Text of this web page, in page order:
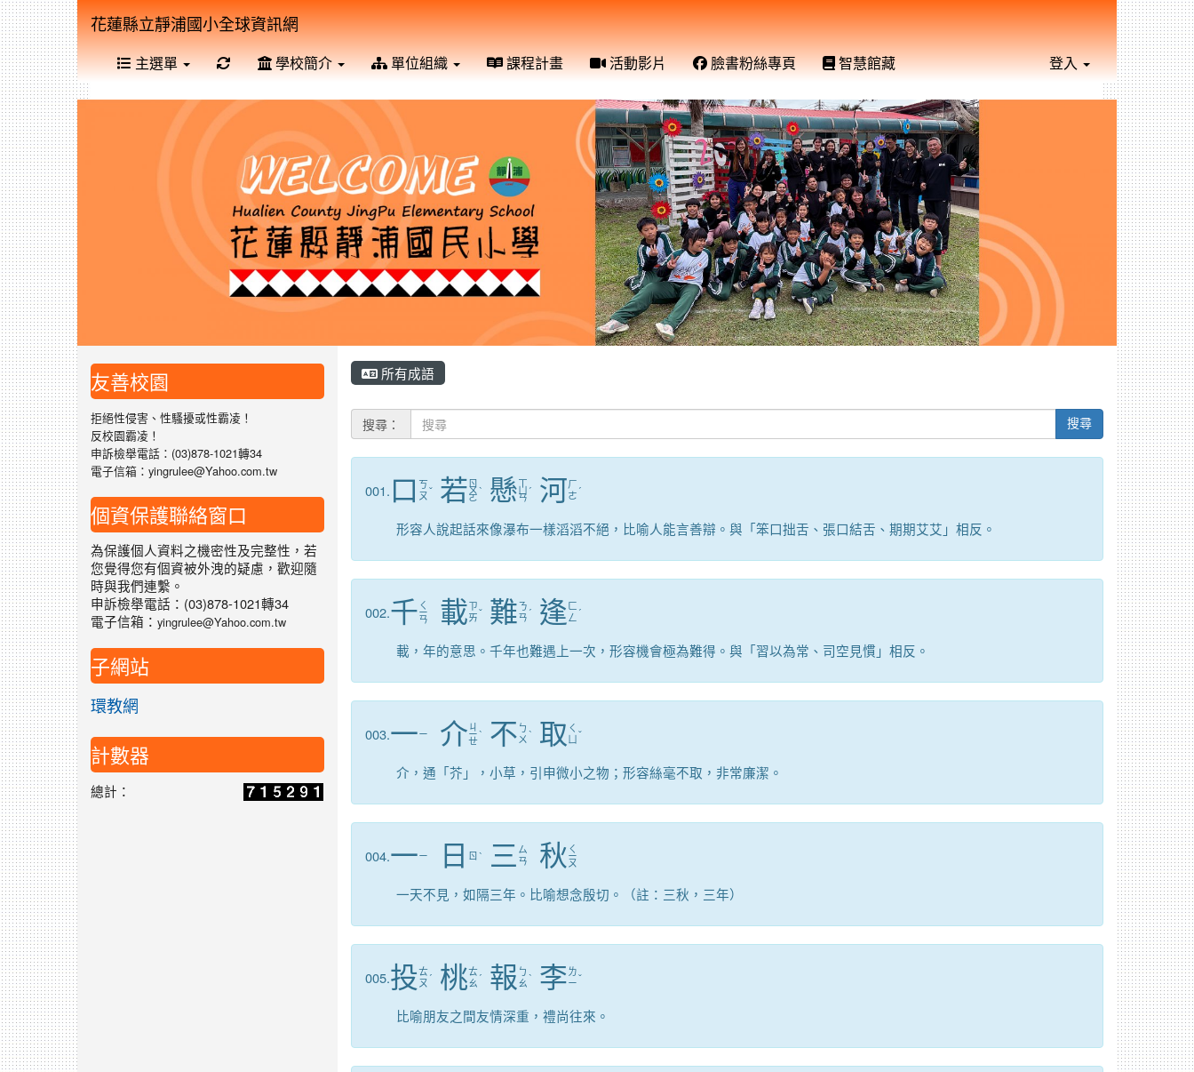
花蓮縣立靜浦國小全球資訊網
主選單 重新取得佈景設定
學校簡介 單位組織 課程計畫 活動影片 臉書粉絲專頁 智慧館藏 登入
所有成語
搜尋： 搜尋
001. 口 ㄎ
ㄡˇ 若 ㄖ
ㄨ
ㄛ
ˋ 懸ㄒ
ㄩ
ㄢ
ˊ 河ㄏ
ㄜ ˊ
形容人說起話來像瀑布一樣滔滔不絕，比喻人能言善辯。與「笨口拙舌、張口結舌、期期艾艾」相反。
002.千 ㄑ
ㄧ
ㄢ 載ㄗ
ㄞˇ 難ㄋ
ㄢ ˊ 逢 ㄈ
ㄥ ˊ
載，年的意思。千年也難遇上一次，形容機會極為難得。與「習以為常、司空見慣」相反。
003.一ㄧ 介 ㄐ
ㄧ
ㄝ
ˋ 不 ㄅ
ㄨ ˋ 取 ㄑ
ˇ
介，通「芥」，小草，引申微小之物；形容絲毫不取，非常廉潔。
004.一ㄧ 日 ㄖ ˋ 三 ㄙ
ㄢ
秋 ㄑ
ㄧ
ㄡ
一天不見，如隔三年。比喻想念殷切。（註：三秋，三年）
005.投ㄊ
ㄡ ˊ 桃ㄊ
ㄠ ˊ 報 ㄅ
ㄠˋ 李ㄌ
ㄧˇ
比喻朋友之間友情深重，禮尚往來。
友善校園
拒絕性侵害、性騷擾或性霸凌！
反校園霸凌！
申訴檢舉電話：(03)878-1021轉34
電子信箱：yingrulee@Yahoo.com.tw
個資保護聯絡窗口
為保護個人資料之機密性及完整性，若
您覺得您有個資被外洩的疑慮，歡迎隨
時與我們連繫。
申訴檢舉電話：(03)878-1021轉34
電子信箱： yingrulee@Yahoo.com.tw
子網站
環教網
計數器
總計：